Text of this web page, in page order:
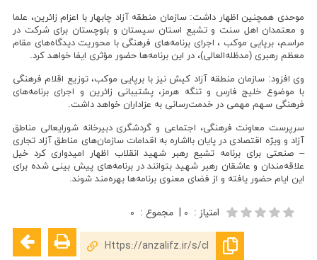
موحدی همچنین اظهار داشت: سازمان منطقه آزاد چابهار با اعزام زائرین، علما
و معتمدان اهل سنت و تشیع استان سیستان و بلوچستان برای شرکت در
مراسم، برپایی موکب ، اجرای برنامه‌های فرهنگی با محوریت دیدگاه‌های مقام
معظم رهبری (مدظله‌العالی)، در این برنامه‌ها حضور مؤثری ایفا خواهد کرد.
وی افزود: سازمان منطقه آزاد کیش نیز با برپایی موکب، توزیع اقلام فرهنگی
با موضوع خلیج فارس و تنگه هرمز، پشتیبانی زائرین و اجرای برنامه‌های
فرهنگی سهم مهمی در خدمت‌رسانی به عزاداران خواهد داشت.
سرپرست معاونت فرهنگی، اجتماعی و گردشگری دبیرخانه شورایعالی مناطق
آزاد و ویژه اقتصادی در پایان بااشاره به اقدامات سازمان‌های مناطق آزاد تجاری
– صنعتی برای برنامه تشیع رهبر شهید انقلاب اظهار امیدواری کرد خیل
علاقه‌مندان و عاشقان رهبر شهید بتوانند در برنامه‌های پیش بینی شده برای
این ایام حضور یافته و از فضای معنوی برنامه‌ها بهره‌مند شوند.
امتیاز : ۰ | مجموع : ۰
Https://anzalifz.ir/s/cI